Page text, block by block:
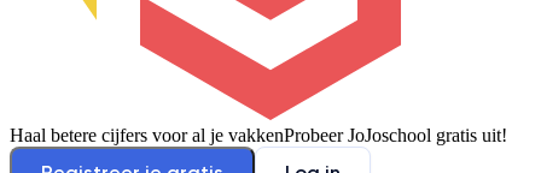
Haal betere cijfers voor al je vakkenProbeer JoJoschool gratis uit!